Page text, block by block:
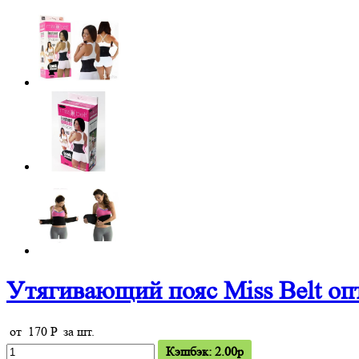
Утягивающий пояс Miss Belt
от 170 Pза шт.
Кэшбэк: 2.00p